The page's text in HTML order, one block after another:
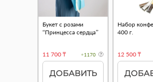
Букет с розами
“Принцесса сердца”
11 700 ₸ +1170
ДОБАВИТЬ
Набор
400 г.
12 500 ₸